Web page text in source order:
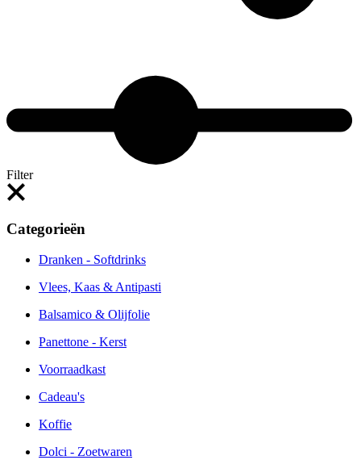
Filter
Categorieën
Dranken - Softdrinks
Vlees, Kaas & Antipasti
Balsamico & Olijfolie
Panettone - Kerst
Voorraadkast
Cadeau's
Koffie
Dolci - Zoetwaren